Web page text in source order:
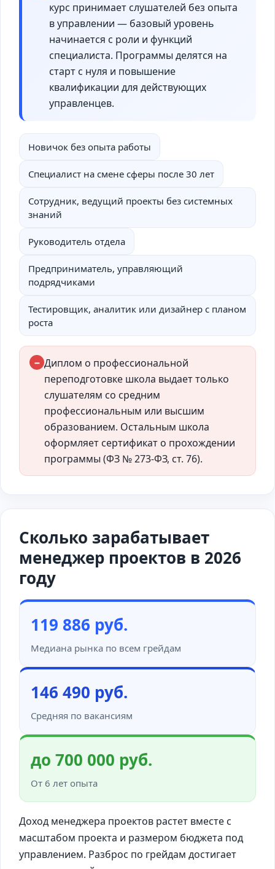
курс принимает слушателей без опыта
в управлении — базовый уровень
начинается с роли и функций
специалиста. Программы делятся на
старт с нуля и повышение
квалификации для действующих
управленцев.
Новичок без опыта работы
Специалист на смене сферы после 30 лет
Сотрудник, ведущий проекты без системных
знаний
Руководитель отдела
Предприниматель, управляющий
подрядчиками
Тестировщик, аналитик или дизайнер с планом
роста
− Диплом о профессиональной
переподготовке школа выдает только
слушателям со средним
профессиональным или высшим
образованием. Остальным школа
оформляет сертификат о прохождении
программы (ФЗ № 273-ФЗ, ст. 76).
Сколько зарабатывает
менеджер проектов в 2026
году
119 886 руб.
Медиана рынка по всем грейдам
146 490 руб.
Средняя по вакансиям
до 700 000 руб.
От 6 лет опыта
Доход менеджера проектов растет вместе с
масштабом проекта и размером бюджета под
управлением. Разброс по грейдам достигает